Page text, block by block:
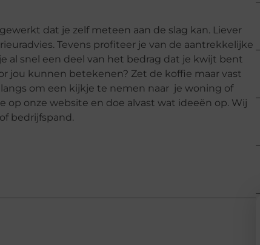
dat je zelf meteen aan de slag kan. Liever
Tevens profiteer je van de aantrekkelijke
al snel een deel van het bedrag dat je kwijt bent
jou kunnen betekenen? Zet de koffie maar vast
om een kijkje te nemen naar je woning of
onze website en doe alvast wat ideeën op. Wij
bedrijfspand.